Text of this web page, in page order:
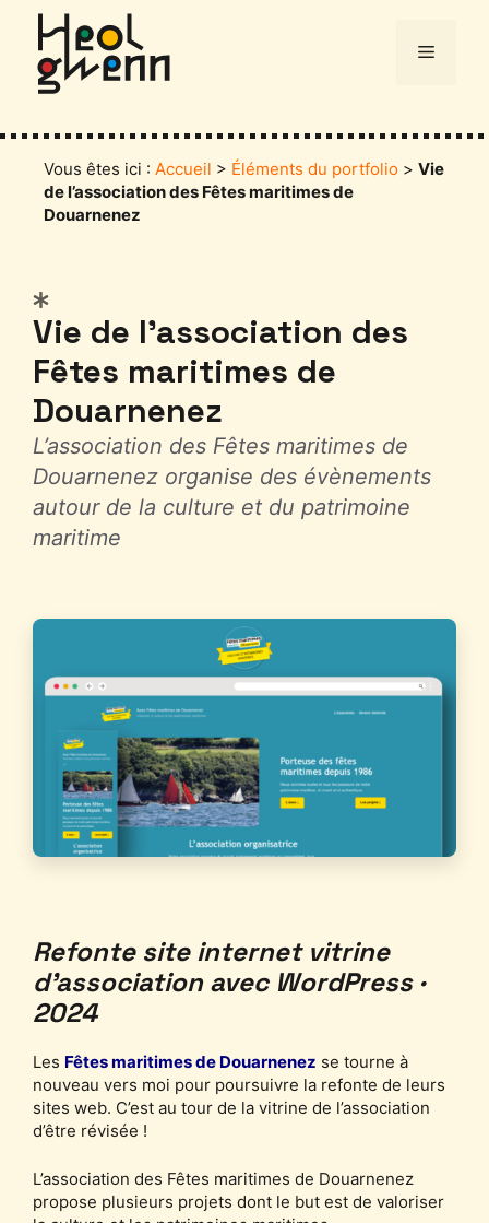
contenu
Menu
Vous êtes ici : Accueil > Éléments du portfolio > Vie
de l’association des Fêtes maritimes de
Douarnenez
Vie de l’association des
Fêtes maritimes de
Douarnenez
L’association des Fêtes maritimes de
Douarnenez organise des évènements
autour de la culture et du patrimoine
maritime
Refonte site internet vitrine
d’association avec WordPress ·
2024
Les Fêtes maritimes de Douarnenez se tourne à
nouveau vers moi pour poursuivre la refonte de leurs
sites web. C’est au tour de la vitrine de l’association
d’être révisée !
L’association des Fêtes maritimes de Douarnenez
propose plusieurs projets dont le but est de valoriser